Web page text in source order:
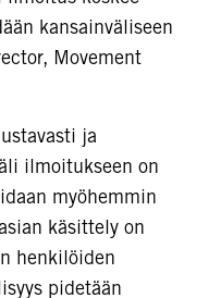
kansainväliseen
Movement
ja
ilmoitukseen on
myöhemmin
käsittely on
henkilöiden
pidetään